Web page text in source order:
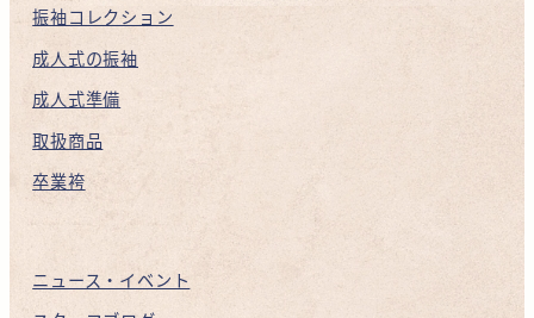
振袖コレクション
成人式の振袖
成人式準備
取扱商品
卒業袴
ニュース・イベント